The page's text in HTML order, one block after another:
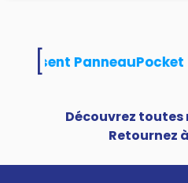
PanneauPocket
Découvrez toutes
Retournez